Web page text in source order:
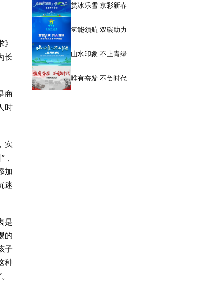
长
商
时
实
加
迷
是
的
子
种
赏冰乐雪 京彩新春
氢能领航 双碳助力
山水印象 不止青绿
唯有奋发 不负时代